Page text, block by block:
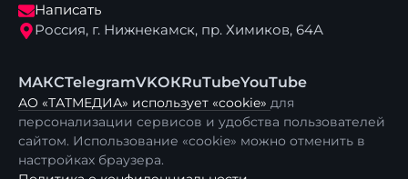
Написать
Россия, г. Нижнекамск, пр. Химиков, 64А
МАКСTelegramVKОКRuTubeYouTube
АО «ТАТМЕДИА» использует «cookie» для
персонализации сервисов и удобства пользователей
сайтом. Использование «cookie» можно отменить в
настройках браузера.